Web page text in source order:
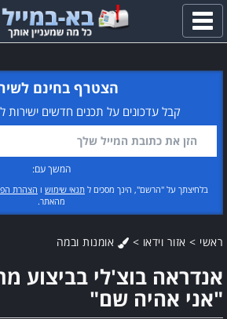
פתח
תפריט
הצטרף בחינם
קבל עדכונים על תכנים חדשים ישירות
המשך עם:
בלחיצתך על "הרשם", הינך מסכים ל תנאי שימוש ו הצהרת
מהאתר.
ראשי > אזור וידאו > אומנות ובמה
אנדראה בוצ'לי בביצוע
"אני אהיה שם"